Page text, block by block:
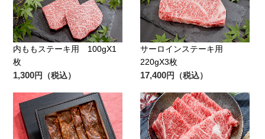
内ももステーキ用 100gX1
枚
1,300円（税込）
サーロインステーキ用
220gX3枚
17,400円（税込）